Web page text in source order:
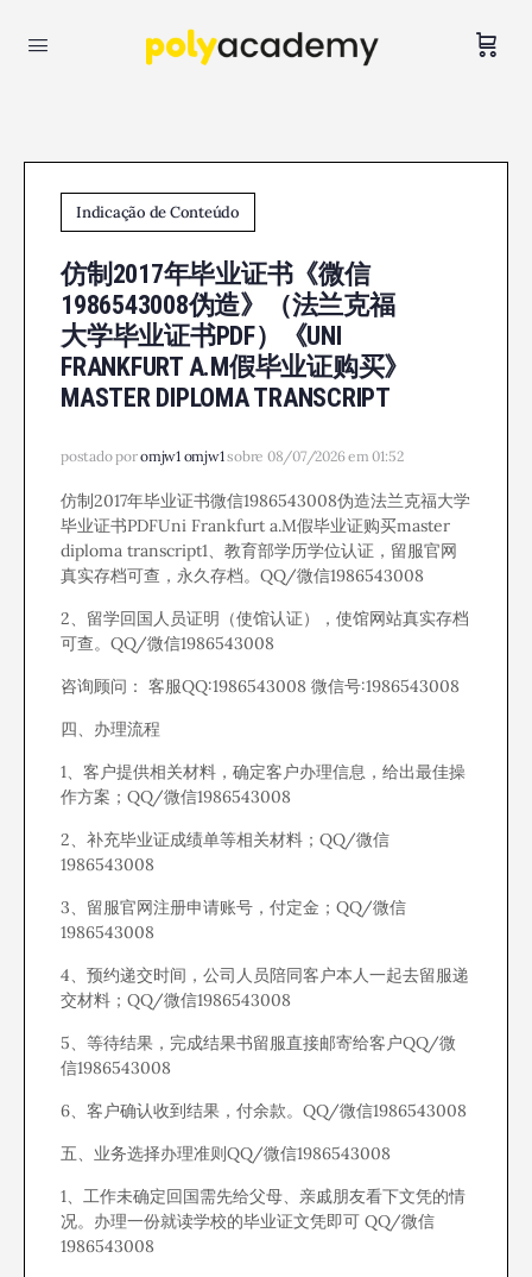
Indicação de Conteúdo
仿制2017年毕业证书《微信
1986543008伪造》（法兰克福
大学毕业证书PDF）《UNI
FRANKFURT A.M假毕业证购买》
MASTER DIPLOMA TRANSCRIPT
postado poromjw1 omjw1sobre 08/07/2026 em 01:52
仿制2017年毕业证书微信1986543008伪造法兰克福大学
毕业证书PDFUni Frankfurt a.M假毕业证购买master
diploma transcript1、教育部学历学位认证，留服官网
真实存档可查，永久存档。QQ/微信1986543008
2、留学回国人员证明（使馆认证），使馆网站真实存档
可查。QQ/微信1986543008
咨询顾问： 客服QQ:1986543008 微信号:1986543008
四、办理流程
1、客户提供相关材料，确定客户办理信息，给出最佳操
作方案；QQ/微信1986543008
2、补充毕业证成绩单等相关材料；QQ/微信
1986543008
3、留服官网注册申请账号，付定金；QQ/微信
1986543008
4、预约递交时间，公司人员陪同客户本人一起去留服递
交材料；QQ/微信1986543008
5、等待结果，完成结果书留服直接邮寄给客户QQ/微
信1986543008
6、客户确认收到结果，付余款。QQ/微信1986543008
五、业务选择办理准则QQ/微信1986543008
1、工作未确定回国需先给父母、亲戚朋友看下文凭的情
况。办理一份就读学校的毕业证文凭即可 QQ/微信
1986543008